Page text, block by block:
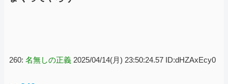
260: 名無しの正義 2025/04/14(月) 23:50:24.57 ID:dHZAxEcy0